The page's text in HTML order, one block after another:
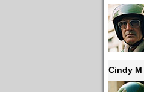
Cindy M